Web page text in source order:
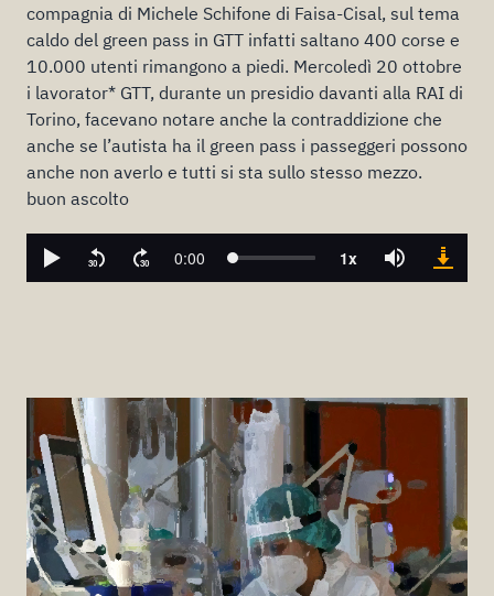
compagnia di Michele Schifone di Faisa-Cisal, sul tema
caldo del green pass in GTT infatti saltano 400 corse e
10.000 utenti rimangono a piedi. Mercoledì 20 ottobre
i lavorator* GTT, durante un presidio davanti alla RAI di
Torino, facevano notare anche la contraddizione che
anche se l’autista ha il green pass i passeggeri possono
anche non averlo e tutti si sta sullo stesso mezzo.
buon ascolto